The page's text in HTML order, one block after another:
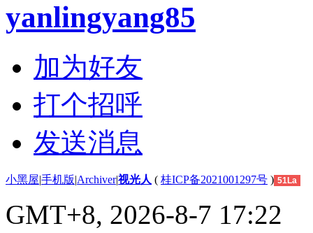
yanlingyang85
加为好友
打个招呼
发送消息
小黑屋|手机版|Archiver|视光人 ( 桂ICP备2021001297号 ) 51La
GMT+8, 2026-8-7 17:22